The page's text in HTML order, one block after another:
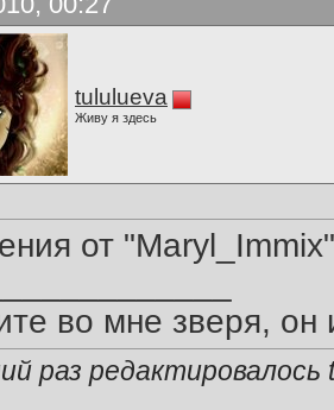
tululueva
Живу я здесь
от
во мне зверя, он
раз